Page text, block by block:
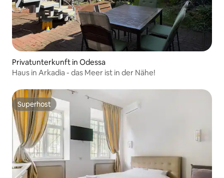
Privatunterkunft in Odessa
Haus in Arkadia - das Meer ist in der Nähe!
Superhost
Superhost